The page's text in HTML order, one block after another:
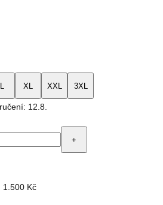
L XL XXL 3XL
12.8.
+
1.500 Kč